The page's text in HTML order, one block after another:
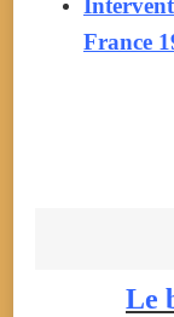
France
Le